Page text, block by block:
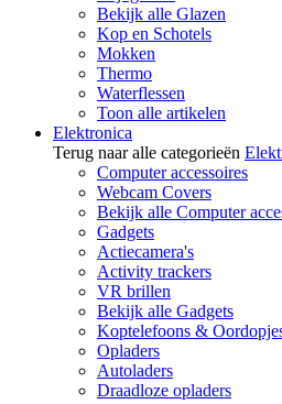
Bekijk alle Glazen
Kop en Schotels
Mokken
Thermo
Waterflessen
Toon alle artikelen
Elektronica
Terug naar alle categorieën
Computer accessoires
Webcam Covers
Bekijk alle Computer
Gadgets
Actiecamera's
Activity trackers
VR brillen
Bekijk alle Gadgets
Koptelefoons &
Opladers
Autoladers
Draadloze opladers